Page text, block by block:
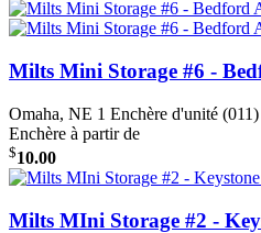
Milts Mini Storage #6 -
Omaha, NE 1 Enchère d'unité (011)
Enchère à partir de
$10.00
Milts MIni Storage #2 -